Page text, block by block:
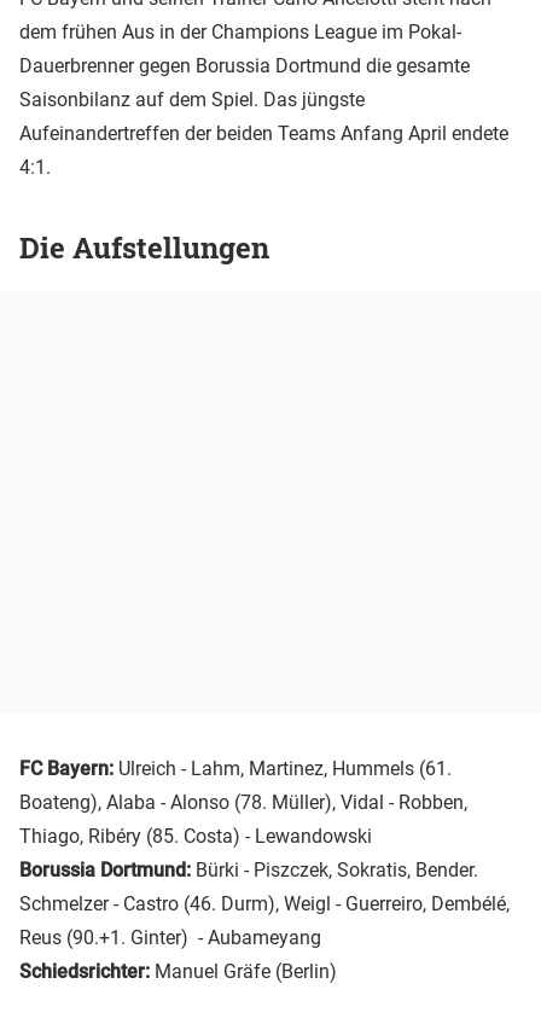
dem frühen Aus in der Champions League im Pokal-
Dauerbrenner gegen Borussia Dortmund die gesamte
Saisonbilanz auf dem Spiel. Das jüngste
Aufeinandertreffen der beiden Teams Anfang April endete
4:1.
Die Aufstellungen
FC Bayern: Ulreich - Lahm, Martinez, Hummels (61.
Boateng), Alaba - Alonso (78. Müller), Vidal - Robben,
Thiago, Ribéry (85. Costa) - Lewandowski
Borussia Dortmund: Bürki - Piszczek, Sokratis, Bender.
Schmelzer - Castro (46. Durm), Weigl - Guerreiro, Dembélé,
Reus (90.+1. Ginter) - Aubameyang
Schiedsrichter: Manuel Gräfe (Berlin)